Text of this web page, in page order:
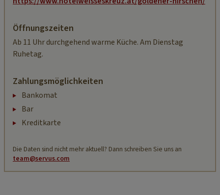
Öffnungszeiten
Ab 11 Uhr durchgehend warme Küche. Am Dienstag
Ruhetag.
Zahlungsmöglichkeiten
Bankomat
Bar
Kreditkarte
Die Daten sind nicht mehr aktuell? Dann schreiben Sie uns an
team@servus.com